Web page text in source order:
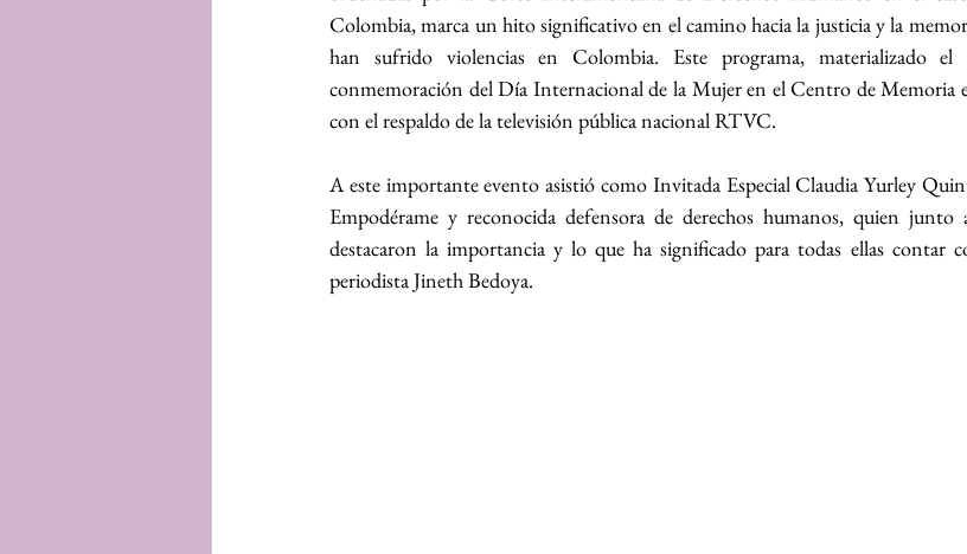
Colombia, marca un hito significativo en el camino hacia la justicia y la
han sufrido violencias en Colombia. Este programa, materializado
conmemoración del Día Internacional de la Mujer en el Centro de Memoria
con el respaldo de la televisión pública nacional RTVC.
A este importante evento asistió como Invitada Especial Claudia Yurley
Empodérame y reconocida defensora de derechos humanos, quien junto
destacaron la importancia y lo que ha significado para todas ellas contar
periodista Jineth Bedoya.